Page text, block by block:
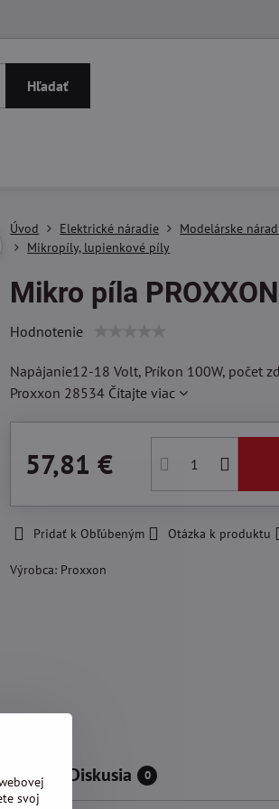
Hľadať
Úvod Elektrické náradie
Modelárske
Mikropíly, lupienkové píly
Mikro píla
Hodnotenie
Napájanie12-18 Volt, Príkon 100W, počet
Proxxon 28534 Čítajte viac
57,81 €
Pridať k Obľúbeným Otázka k produktu
Výrobca: Proxxon
Diskusia 0
svoj